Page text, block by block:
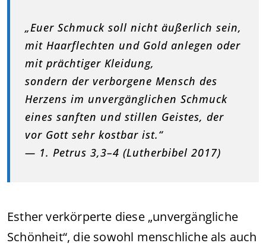
„Euer Schmuck soll nicht äußerlich sein,
mit Haarflechten und Gold anlegen oder
mit prächtiger Kleidung,
sondern der verborgene Mensch des
Herzens im unvergänglichen Schmuck
eines sanften und stillen Geistes, der
vor Gott sehr kostbar ist.“
— 1. Petrus 3,3–4 (Lutherbibel 2017)
Esther verkörperte diese „unvergängliche
Schönheit“, die sowohl menschliche als auch